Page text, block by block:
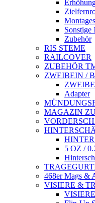
Sonstige
Zubehör
RIS STEME
RAILCOVER
ZUBEHÖR
ZWEIBEIN /
Adapter
MAGAZIN
5 OZ /
468er Mags &
VISIERE &